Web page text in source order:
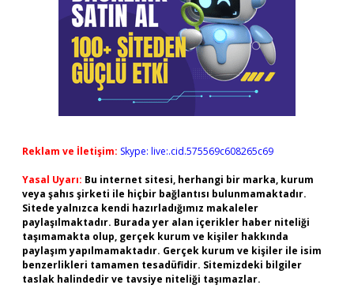
Reklam ve İletişim: Skype: live:.cid.575569c608265c69
Yasal Uyarı: Bu internet sitesi, herhangi bir marka, kurum
veya şahıs şirketi ile hiçbir bağlantısı bulunmamaktadır.
Sitede yalnızca kendi hazırladığımız makaleler
paylaşılmaktadır. Burada yer alan içerikler haber niteliği
taşımamakta olup, gerçek kurum ve kişiler hakkında
paylaşım yapılmamaktadır. Gerçek kurum ve kişiler ile isim
benzerlikleri tamamen tesadüfidir. Sitemizdeki bilgiler
taslak halindedir ve tavsiye niteliği taşımazlar.